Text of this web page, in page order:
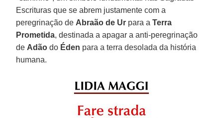
Escrituras que se abrem justamente com a
peregrinação de Abraão de Ur para aTerra
Prometida, destinada a apagar a anti-peregrinação
de Adão do Éden para a terra desolada da história
humana.